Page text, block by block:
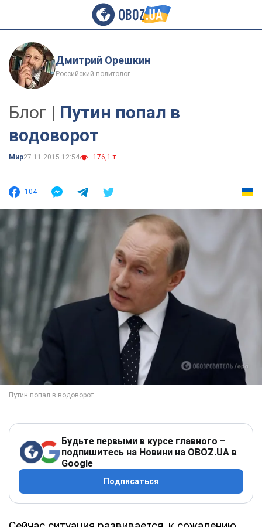
Дмитрий Орешкин
Российский политолог
Блог | Путин попал в
водоворот
Мир27.11.2015 12:54 176,1 т.
104
Будьте первыми в курсе главного –
подпишитесь на Новини на OBOZ.UA в
Google
Подписаться